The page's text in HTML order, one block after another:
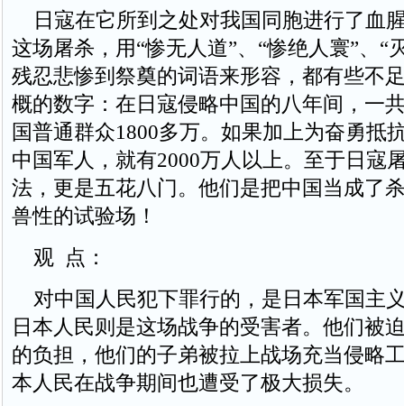
日寇在它所到之处对我国同胞进行了血
这场屠杀，用“惨无人道”、“惨绝人寰”、“
残忍悲惨到祭奠的词语来形容，都有些不
概的数字：在日寇侵略中国的八年间，一
国普通群众1800多万。如果加上为奋勇抵
中国军人，就有2000万人以上。至于日寇
法，更是五花八门。他们是把中国当成了
兽性的试验场！
观 点：
对中国人民犯下罪行的，是日本军国主
日本人民则是这场战争的受害者。他们被
的负担，他们的子弟被拉上战场充当侵略
本人民在战争期间也遭受了极大损失。